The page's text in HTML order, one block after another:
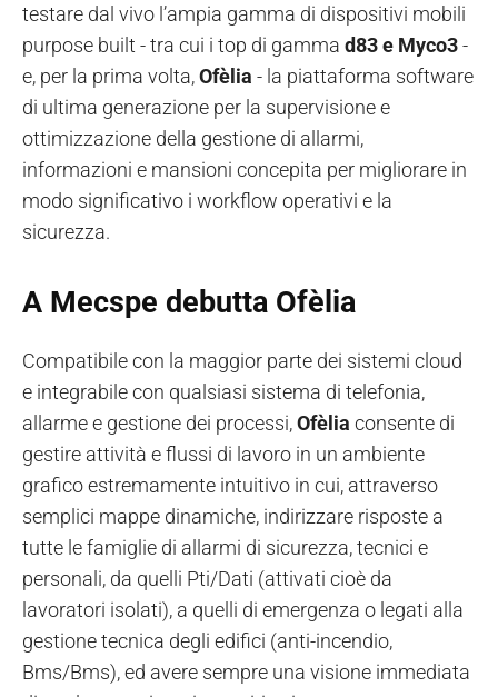
testare dal vivo l’ampia gamma di dispositivi mobili
purpose built - tra cui i top di gamma d83 e Myco3-
e, per la prima volta,Ofèlia - la piattaforma software
di ultima generazione per la supervisione e
ottimizzazione della gestione di allarmi,
informazioni e mansioni concepita per migliorare in
modo significativo i workflow operativi e la
sicurezza.
A Mecspe debutta Ofèlia
Compatibile con la maggior parte dei sistemi cloud
e integrabile con qualsiasi sistema di telefonia,
allarme e gestione dei processi,Ofèlia consente di
gestire attività e flussi di lavoro in un ambiente
grafico estremamente intuitivo in cui, attraverso
semplici mappe dinamiche, indirizzare risposte a
tutte le famiglie di allarmi di sicurezza, tecnici e
personali, da quelli Pti/Dati (attivati cioè da
lavoratori isolati), a quelli di emergenza o legati alla
gestione tecnica degli edifici (anti-incendio,
Bms/Bms), ed avere sempre una visione immediata